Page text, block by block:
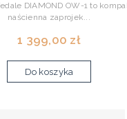
DIAMOND OW-1 to
naścienna zaprojek...
1 399,00 zł
Do koszyka